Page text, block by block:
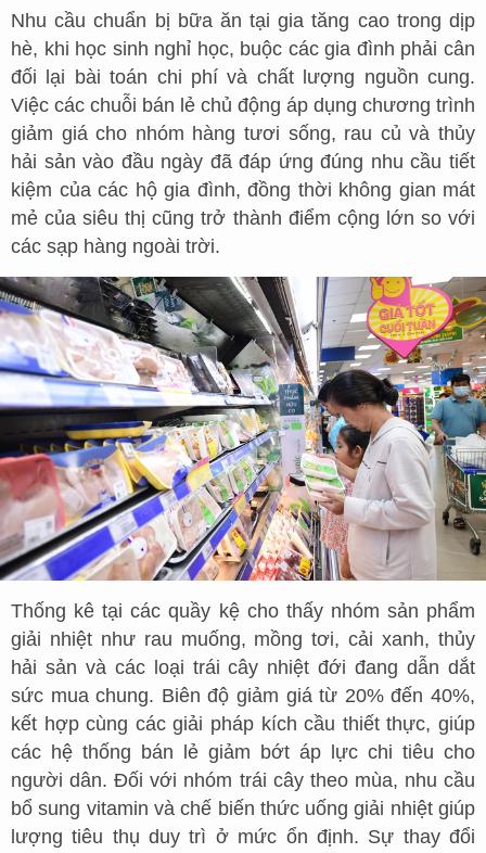
Nhu cầu chuẩn bị bữa ăn tại gia tăng cao trong dịp
hè, khi học sinh nghỉ học, buộc các gia đình phải cân
đối lại bài toán chi phí và chất lượng nguồn cung.
Việc các chuỗi bán lẻ chủ động áp dụng chương trình
giảm giá cho nhóm hàng tươi sống, rau củ và thủy
hải sản vào đầu ngày đã đáp ứng đúng nhu cầu tiết
kiệm của các hộ gia đình, đồng thời không gian mát
mẻ của siêu thị cũng trở thành điểm cộng lớn so với
các sạp hàng ngoài trời.
Thống kê tại các quầy kệ cho thấy nhóm sản phẩm
giải nhiệt như rau muống, mồng tơi, cải xanh, thủy
hải sản và các loại trái cây nhiệt đới đang dẫn dắt
sức mua chung. Biên độ giảm giá từ 20% đến 40%,
kết hợp cùng các giải pháp kích cầu thiết thực, giúp
các hệ thống bán lẻ giảm bớt áp lực chi tiêu cho
người dân. Đối với nhóm trái cây theo mùa, nhu cầu
bổ sung vitamin và chế biến thức uống giải nhiệt giúp
lượng tiêu thụ duy trì ở mức ổn định. Sự thay đổi